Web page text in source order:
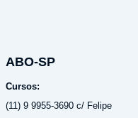
ABO-SP
Cursos:
(11) 9 9955-3690 c/ Felipe